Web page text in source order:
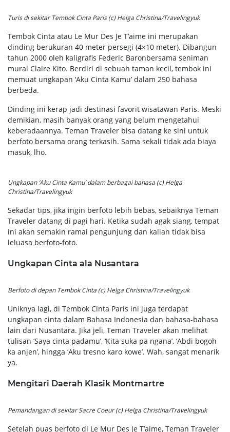
Turis di sekitar Tembok Cinta Paris (c) Helga Christina/Travelingyuk
Tembok Cinta atau Le Mur Des Je T’aime ini merupakan
dinding berukuran 40 meter persegi (4×10 meter). Dibangun
tahun 2000 oleh kaligrafis Federic Baronbersama seniman
mural Claire Kito. Berdiri di sebuah taman kecil, tembok ini
memuat ungkapan ‘Aku Cinta Kamu’ dalam 250 bahasa
berbeda.
Dinding ini kerap jadi destinasi favorit wisatawan Paris. Meski
demikian, masih banyak orang yang belum mengetahui
keberadaannya. Teman Traveler bisa datang ke sini untuk
berfoto bersama orang terkasih. Sama sekali tidak ada biaya
masuk, lho.
Ungkapan ‘Aku Cinta Kamu’ dalam berbagai bahasa (c) Helga
Christina/Travelingyuk
Sekadar tips, jika ingin berfoto lebih bebas, sebaiknya Teman
Traveler datang di pagi hari. Ketika sudah agak siang, tempat
ini akan semakin ramai pengunjung dan kalian tidak bisa
leluasa berfoto-foto.
Ungkapan Cinta ala Nusantara
Berfoto di depan Tembok Cinta (c) Helga Christina/Travelingyuk
Uniknya lagi, di Tembok Cinta Paris ini juga terdapat
ungkapan cinta dalam Bahasa Indonesia dan bahasa-bahasa
lain dari Nusantara. Jika jeli, Teman Traveler akan melihat
tulisan ‘Saya cinta padamu’, ‘Kita suka pa ngana’, ‘Abdi bogoh
ka anjen’, hingga ‘Aku tresno karo kowe’. Wah, sangat menarik
ya.
Mengitari Daerah Klasik Montmartre
Pemandangan di sekitar Sacre Coeur (c) Helga Christina/Travelingyuk
Setelah puas berfoto di Le Mur Des Je T’aime, Teman Traveler